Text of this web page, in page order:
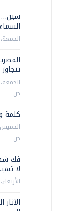
سين…
الجمعة، 07 اغسطس 2026 01:00 م
ص
كلمة
ص
فك
لا
الأربعاء، 05 اغسطس 2026 12:00 م